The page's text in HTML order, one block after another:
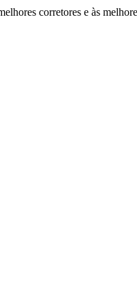
corretores e às